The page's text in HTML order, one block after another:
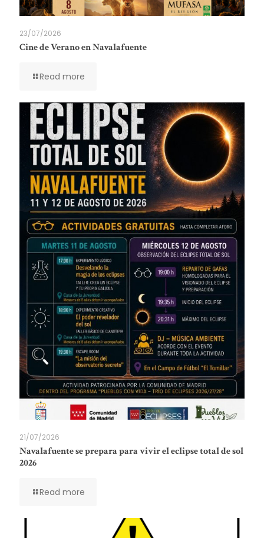
23/07/2026
Cine de Verano en Navalafuente
Read more
21/07/2026
Navalafuente se prepara para vivir el eclipse total de sol
2026
Read more